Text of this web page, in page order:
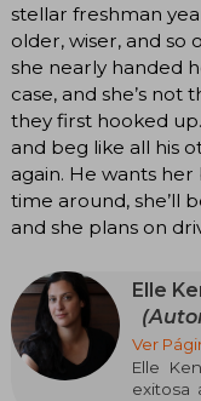
stellar freshman
older, wiser, and
she nearly handed
case, and she’s
they first hooked
and beg like all his
again. He wants her
time around, she’ll
and she plans on
Elle
Ver
Elle
exitosa